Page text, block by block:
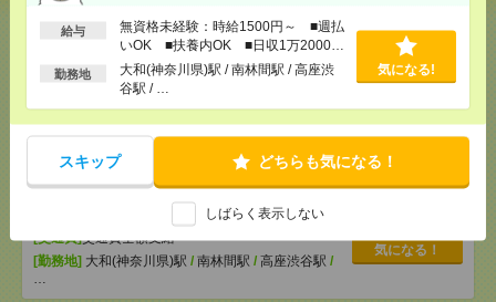
給与
無資格未経験：時給1500円～ ■週払
いOK ■扶養内OK ■日収1万2000円
以上
勤務地
大和(神奈川県)駅 / 南林間駅 / 高座渋
谷駅 / …
気になる!
スキップ どちらも気になる！
しばらく表示しない
OK ■扶養内OK ■日収1万2000円以上
交通費全額支給
[勤務地]中央林間駅/鶴間駅/つきみ野駅/ …
気になる！
【オープニング募集】おばあちゃんのお散歩付き添
いも仕事の1つ[派遣]
OK ■扶養内OK ■日収1万2000円以上
[交通費]交通費全額支給
[勤務地] 大和(神奈川県)駅 / 南林間駅 / 高座渋谷駅 /
…
気になる！